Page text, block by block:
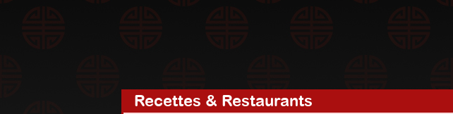
Recettes & Restaurants